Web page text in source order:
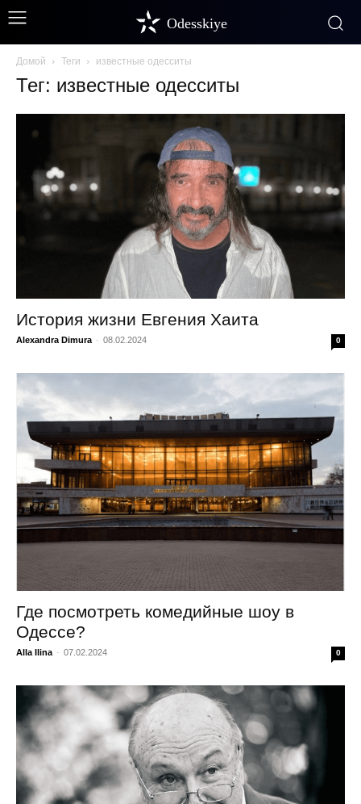
Odesskiye
Домой Теги известные одесситы
Тег: известные одесситы
История жизни Евгения Хаита
Alexandra Dimura - 08.02.2024 0
Где посмотреть комедийные шоу в
Одессе?
Alla Ilina - 07.02.2024 0